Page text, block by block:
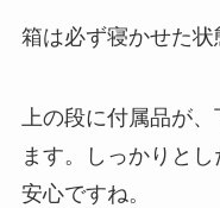
箱は必ず寝かせた状
上の段に付属品が
ます。しっかりと
安心ですね。